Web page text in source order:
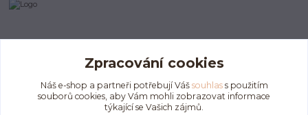
Zpracování cookies
Náš e-shop a partneři potřebují Váš souhlass použitím
souborů cookies, aby Vám mohli zobrazovat informace
týkající se Vašich zájmů.